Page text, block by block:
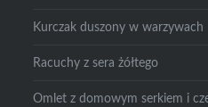
Kurczak duszony w warzywach
Racuchy z sera żółtego
Omlet z domowym serkiem i